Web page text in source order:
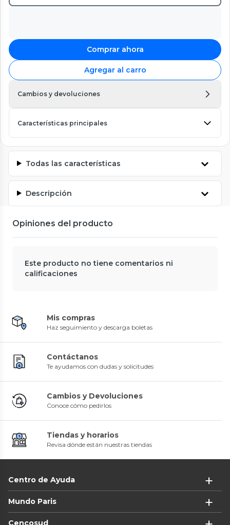
Comprar ahora
Agregar al carro
Cambios y devoluciones
Características principales
Todas las características
Descripción
Opiniones del producto
Este producto no tiene comentarios ni
calificaciones
Mis compras
Haz seguimiento y descarga boletas
Contáctanos
Te ayudamos con dudas y solicitudes
Cambios y Devoluciones
Conoce cómo pedirlos
Tiendas y horarios
Revisa dónde están nuestras tiendas
Centro de Ayuda
Mundo Paris
Cencosud